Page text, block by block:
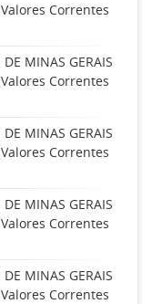
Correntes
MINAS GERAIS
Correntes
MINAS GERAIS
Correntes
MINAS GERAIS
Correntes
MINAS GERAIS
Correntes